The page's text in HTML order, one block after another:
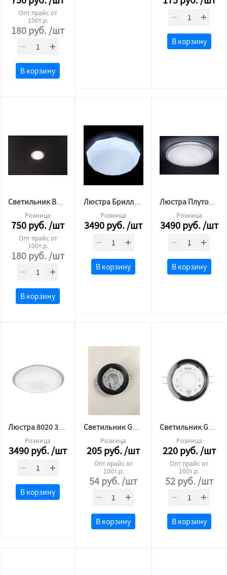
Опт прайс от
100т.р.
180руб./шт
В корзину
В корзину
Розница
750руб./шт
Опт прайс от
100т.р.
180руб./шт
В корзину
Розница
3490руб./шт
В корзину
Люстра Плутон 36w*2 ПДУ пульт (72вт основание 45см, по плафону 49см)
Розница
3490руб./шт
В корзину
Люстра 8020 36w*2 560мм пульт (основание 45, плафон 56)
Розница
3490руб./шт
В корзину
Светильник GX53 черный Мат
Розница
205руб./шт
Опт прайс от
100т.р.
54руб./шт
В корзину
Светильник GX53 черный Хром
Розница
220руб./шт
Опт прайс от
100т.р.
52руб./шт
В корзину